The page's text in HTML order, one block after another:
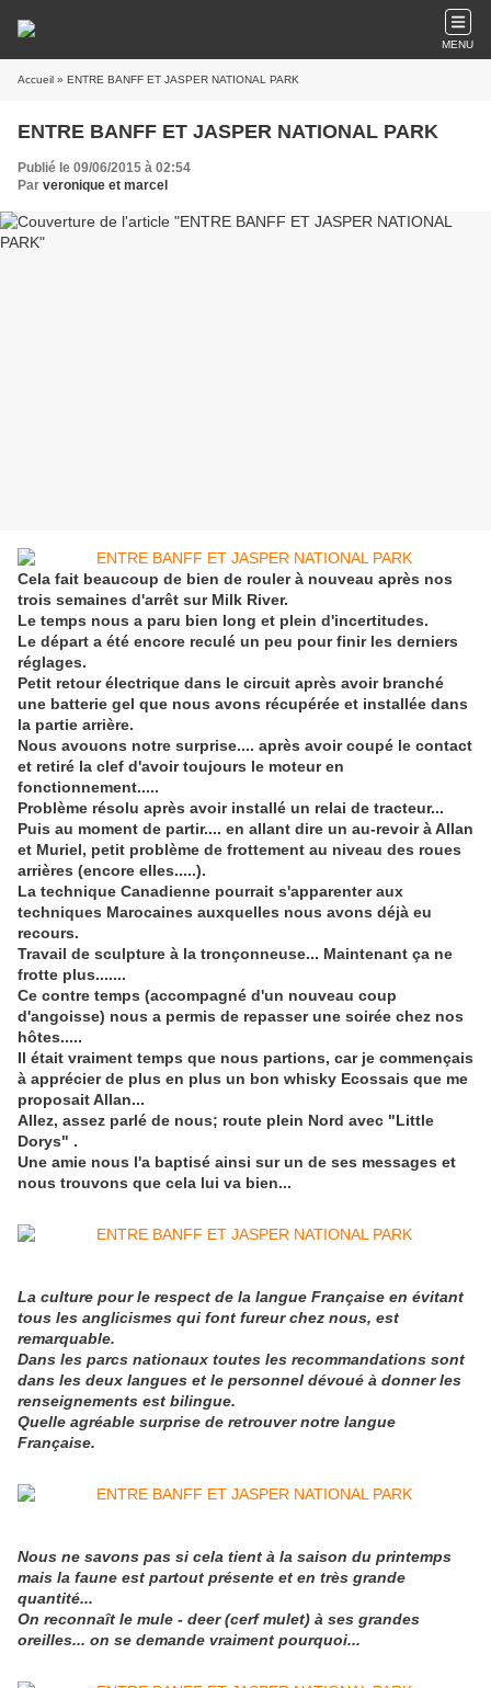
MENU
Accueil » ENTRE BANFF ET JASPER NATIONAL PARK
ENTRE BANFF ET JASPER NATIONAL PARK
Publié le 09/06/2015 à 02:54
Par veronique et marcel
Cela fait beaucoup de bien de rouler à nouveau après nos
trois semaines d'arrêt sur Milk River.
Le temps nous a paru bien long et plein d'incertitudes.
Le départ a été encore reculé un peu pour finir les derniers
réglages.
Petit retour électrique dans le circuit après avoir branché
une batterie gel que nous avons récupérée et installée dans
la partie arrière.
Nous avouons notre surprise.... après avoir coupé le contact
et retiré la clef d'avoir toujours le moteur en
fonctionnement.....
Problème résolu après avoir installé un relai de tracteur...
Puis au moment de partir.... en allant dire un au-revoir à Allan
et Muriel, petit problème de frottement au niveau des roues
arrières (encore elles.....).
La technique Canadienne pourrait s'apparenter aux
techniques Marocaines auxquelles nous avons déjà eu
recours.
Travail de sculpture à la tronçonneuse... Maintenant ça ne
frotte plus.......
Ce contre temps (accompagné d'un nouveau coup
d'angoisse) nous a permis de repasser une soirée chez nos
hôtes.....
Il était vraiment temps que nous partions, car je commençais
à apprécier de plus en plus un bon whisky Ecossais que me
proposait Allan...
Allez, assez parlé de nous; route plein Nord avec "Little
Dorys" .
Une amie nous l'a baptisé ainsi sur un de ses messages et
nous trouvons que cela lui va bien...
La culture pour le respect de la langue Française en évitant
tous les anglicismes qui font fureur chez nous, est
remarquable.
Dans les parcs nationaux toutes les recommandations sont
dans les deux langues et le personnel dévoué à donner les
renseignements est bilingue.
Quelle agréable surprise de retrouver notre langue
Française.
Nous ne savons pas si cela tient à la saison du printemps
mais la faune est partout présente et en très grande
quantité...
On reconnaît le mule - deer (cerf mulet) à ses grandes
oreilles... on se demande vraiment pourquoi...